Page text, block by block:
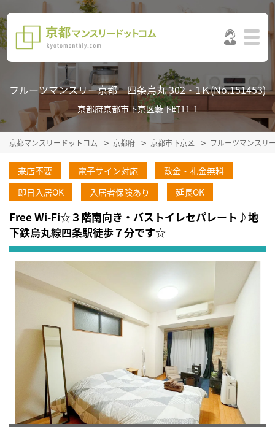
フルーツマンスリー京都 四条烏丸 302・1Ｋ(No.151453)
京都府京都市下京区藪下町11-1
京都マンスリードットコム 京都府 京都市下京区 フルーツマンスリ
来店不要 電子サイン対応
敷金・礼金無料
即日入居OK
入居者保険あり 延長OK
Free Wi-Fi☆３階南向き・バストイレセパレート♪地
下鉄烏丸線四条駅徒歩７分です☆